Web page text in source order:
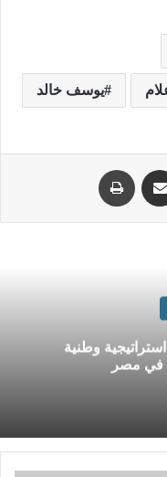
يوسف خالد
وطنية
في مصر